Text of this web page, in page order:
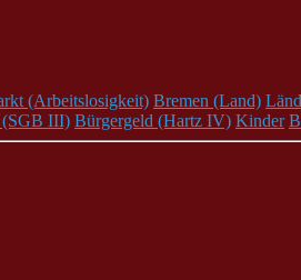
(Arbeitslosigkeit) Bremen (Land)
(SGB III) Bürgergeld (Hartz IV) Kinder